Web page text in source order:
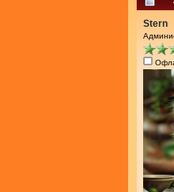
Stern